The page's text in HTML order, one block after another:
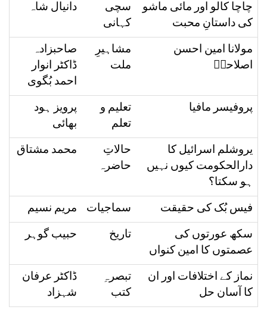
چاچا کالو اور مائی ماشو
کی داستانِ محبت
سچی
کہانی
دانیال شاہ
مولانا امین احسن
اصلاحیؒ
مشاہیرِ
ملت
صاحبزادہ
ڈاکٹر انوار
احمد بُگوی
پروفیسر مافیا
تعلیم و
تعلم
پرویز ہود
بھائی
یروشلم اسرائیل کا
دارالحکومت کیوں نہیں
ہو سکتا؟
حالاتِ
حاضرہ
محمد مشتاق
فیس بُک کی حقیقت سماجیات
مریم نسیم
سکھ عورتوں کی
عصمتوں کا امین کنواں
تاریخ حبیب گوہر
نماز کے اختلافات اور ان
کا آسان حل
تبصرہِ
کتب
ڈاکٹر عرفان
شہزاد